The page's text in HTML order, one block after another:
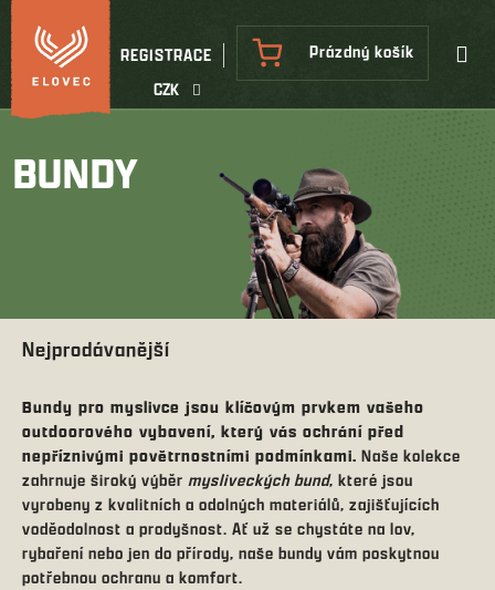
Přejít
na
obsah
CZK
REGISTRACE
NÁKUPNÍ
KOŠÍK
Prázdný košík
BUNDY
Nejprodávanější
Bundy pro myslivce jsou klíčovým prvkem vašeho
outdoorového vybavení, který vás ochrání před
nepříznivými povětrnostními podmínkami. Naše kolekce
zahrnuje široký výběr mysliveckých bund, které jsou
vyrobeny z kvalitních a odolných materiálů, zajišťujících
voděodolnost a prodyšnost. Ať už se chystáte na lov,
rybaření nebo jen do přírody, naše bundy vám poskytnou
potřebnou ochranu a komfort.